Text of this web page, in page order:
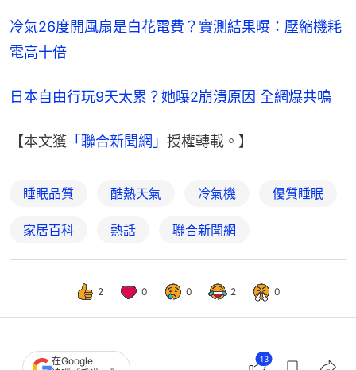
冷氣26度開風扇是白花電費？實測結果曝：壓縮機耗
電高十倍
日本自由行玩9天太累？她曝2崩潰原因 全網爆共鳴
【本文獲 「聯合新聞網」 授權轉載。】
睡眠品質 酷熱天氣 冷氣機 優質睡眠
家居百科 熱話 聯合新聞網
2 0 0 2 0
熱話 開罐
在Google
13